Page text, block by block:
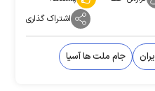
اشتراک گذاری
جام ملت ها آسیا